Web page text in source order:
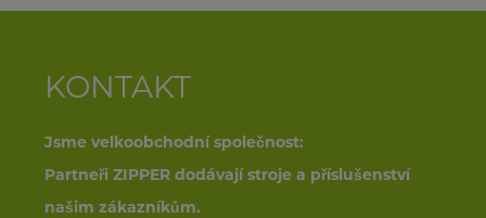
KONTAKT
Jsme velkoobchodní společnost:
Partneři ZIPPER dodávají stroje a příslušenství
našim zákazníkům.